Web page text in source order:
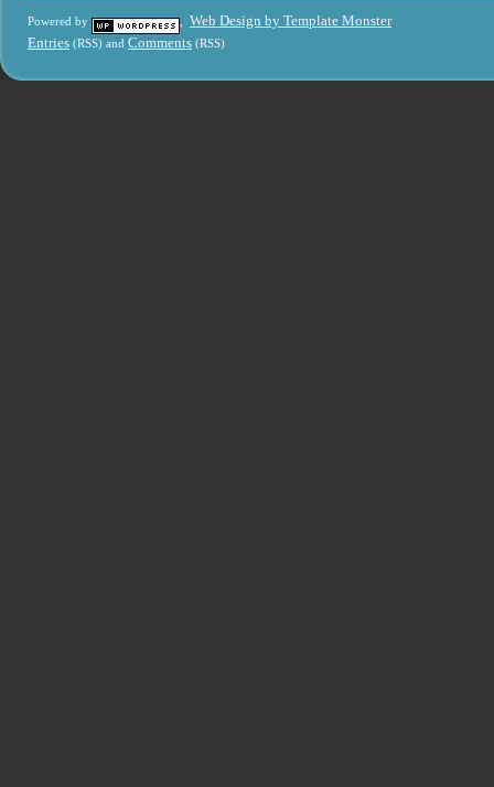
Powered by
Web Design by Template Monster
Entries (RSS) and Comments (RSS)